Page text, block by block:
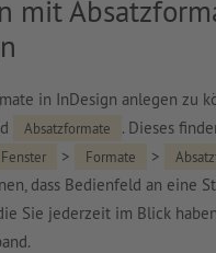
mit
in InDesign anlegen zu
Absatzformate
. Dieses
Fenster > Formate >
dass Bedienfeld an eine
Sie jederzeit im Blick